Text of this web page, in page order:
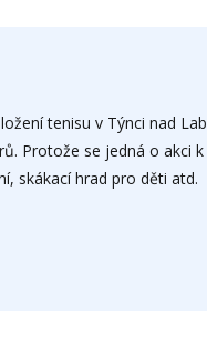
tenisu v Týnci nad
Protože se jedná o akci
skákací hrad pro děti atd.